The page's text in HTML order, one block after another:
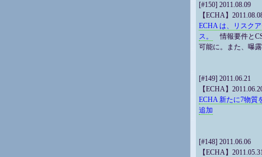
[#150] 2011.08.09
【ECHA】
ECHA は、リスク
ス。
情報要件と
可能に。また、曝
[#149] 2011.06.21
【ECHA】
ECHA 新たに7物質
追加
[#148] 2011.06.06
【ECHA】